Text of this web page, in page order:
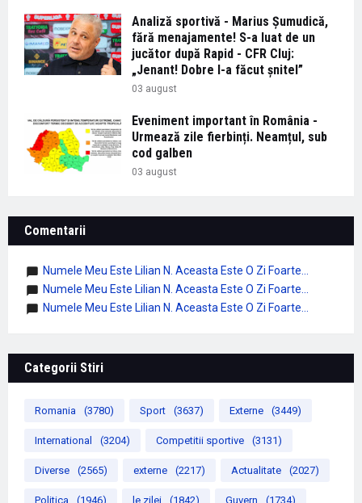
Analiză sportivă - Marius Șumudică,
fără menajamente! S-a luat de un
jucător după Rapid - CFR Cluj:
„Jenant! Dobre l-a făcut șnitel”
03 august
Eveniment important în România -
Urmează zile fierbinți. Neamțul, sub
cod galben
03 august
Comentarii
Numele Meu Este Lilian N. Aceasta Este O Zi Foarte...
Numele Meu Este Lilian N. Aceasta Este O Zi Foarte...
Numele Meu Este Lilian N. Aceasta Este O Zi Foarte...
Categorii Stiri
Romania (3780) Sport (3637) Externe (3449)
International (3204) Competitii sportive (3131)
Diverse (2565) externe (2217) Actualitate (2027)
Politica (1946) le zilei (1842) Guvern (1734)